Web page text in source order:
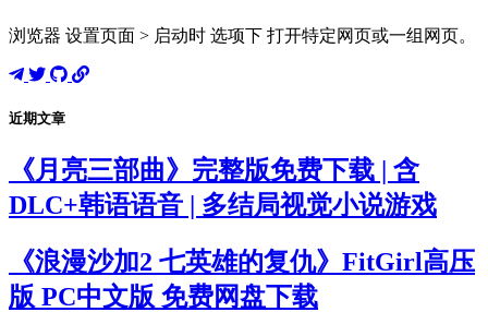
浏览器 设置页面 > 启动时 选项下 打开特定网页或一组网页。
近期文章
《月亮三部曲》完整版免费下载 | 含
DLC+韩语语音 | 多结局视觉小说游戏
《浪漫沙加2 七英雄的复仇》FitGirl高压
版 PC中文版 免费网盘下载